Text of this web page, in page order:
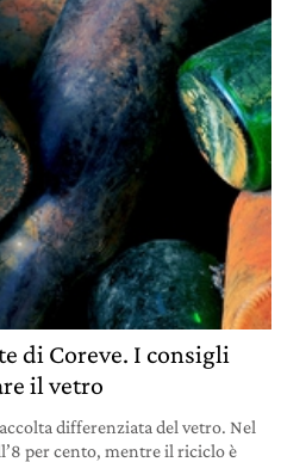
di Coreve. I consigli
il vetro
differenziata del vetro. Nel
per cento, mentre il riciclo è